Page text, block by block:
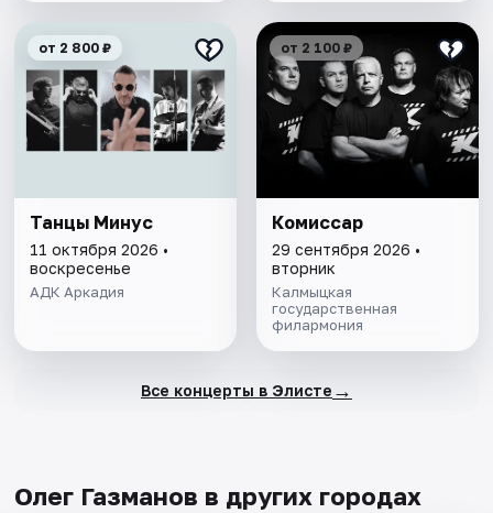
от 2 800 ₽
Танцы Минус
11 октября 2026 •
воскресенье
АДК Аркадия
от 2 100 ₽
Комиссар
29 сентября 2026 •
вторник
Калмыцкая
государственная
филармония
Все концерты в Элисте →
Олег Газманов в других городах